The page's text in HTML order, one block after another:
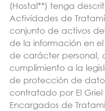
(Hostal**) tenga
Actividades de
conjunto de activos
de la información en
de carácter personal,
cumplimiento a la
de protección de
contratado por El Griel
Encargados de